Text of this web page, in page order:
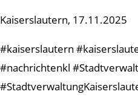
Kaiserslautern, 17.11.2025
#kaiserslautern
#nachrichtenkl